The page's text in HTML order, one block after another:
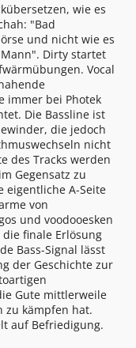
wie es
"Bad
und nicht wie es
Dirty startet
Vocal
immer bei Photek
Die Bassline ist
die jedoch
nicht
des Tracks werden
Gegensatz zu
eigentliche A-Seite
von
und voodooesken
finale Erlösung
Bass-Signal lässt
der Geschichte zur
Gute mittlerweile
zu kämpfen hat.
auf Befriedigung.